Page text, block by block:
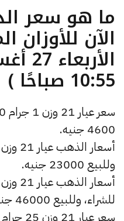
الآن للأوزان
10:55 صباحًا )
4600 جنيه.
وللبيع 23000 جنيه.
للشراء، وللبيع 46000 جنيه.